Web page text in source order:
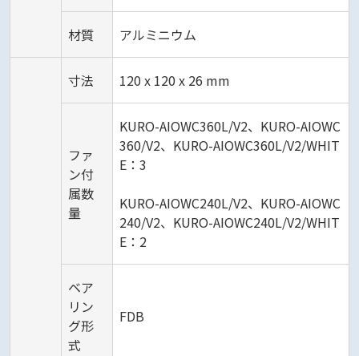
材質 アルミニウム
寸法 120 x 120 x 26 mm
ファ
ン付
属数
量
KURO-AIOWC360L/V2、KURO-AIOWC
360/V2、KURO-AIOWC360L/V2/WHIT
E：3
KURO-AIOWC240L/V2、KURO-AIOWC
240/V2、KURO-AIOWC240L/V2/WHIT
E：2
ベア
リン
グ形
式
FDB